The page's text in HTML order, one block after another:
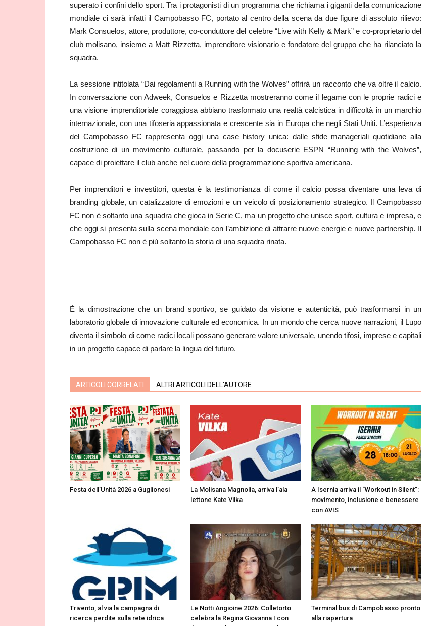
superato i confini dello sport. Tra i protagonisti di un programma che richiama i giganti della comunicazione
mondiale ci sarà infatti il Campobasso FC, portato al centro della scena da due figure di assoluto rilievo:
Mark Consuelos, attore, produttore, co-conduttore del celebre “Live with Kelly & Mark” e co-proprietario del
club molisano, insieme a Matt Rizzetta, imprenditore visionario e fondatore del gruppo che ha rilanciato la
squadra.
La sessione intitolata “Dai regolamenti a Running with the Wolves” offrirà un racconto che va oltre il calcio.
In conversazione con Adweek, Consuelos e Rizzetta mostreranno come il legame con le proprie radici e
una visione imprenditoriale coraggiosa abbiano trasformato una realtà calcistica in difficoltà in un marchio
internazionale, con una tifoseria appassionata e crescente sia in Europa che negli Stati Uniti. L’esperienza
del Campobasso FC rappresenta oggi una case history unica: dalle sfide manageriali quotidiane alla
costruzione di un movimento culturale, passando per la docuserie ESPN “Running with the Wolves”,
capace di proiettare il club anche nel cuore della programmazione sportiva americana.
Per imprenditori e investitori, questa è la testimonianza di come il calcio possa diventare una leva di
branding globale, un catalizzatore di emozioni e un veicolo di posizionamento strategico. Il Campobasso
FC non è soltanto una squadra che gioca in Serie C, ma un progetto che unisce sport, cultura e impresa, e
che oggi si presenta sulla scena mondiale con l’ambizione di attrarre nuove energie e nuove partnership. Il
Campobasso FC non è più soltanto la storia di una squadra rinata.
È la dimostrazione che un brand sportivo, se guidato da visione e autenticità, può trasformarsi in un
laboratorio globale di innovazione culturale ed economica. In un mondo che cerca nuove narrazioni, il Lupo
diventa il simbolo di come radici locali possano generare valore universale, unendo tifosi, imprese e capitali
in un progetto capace di parlare la lingua del futuro.
ARTICOLI CORRELATI ALTRI ARTICOLI DELL'AUTORE
Festa dell’Unità 2026 a Guglionesi
La Molisana Magnolia, arriva l’ala
lettone Kate Vilka
A Isernia arriva il “Workout in Silent”:
movimento, inclusione e benessere
con AVIS
Trivento, al via la campagna di
ricerca perdite sulla rete idrica
Le Notti Angioine 2026: Colletorto
celebra la Regina Giovanna I con
Terminal bus di Campobasso pronto
alla riapertura